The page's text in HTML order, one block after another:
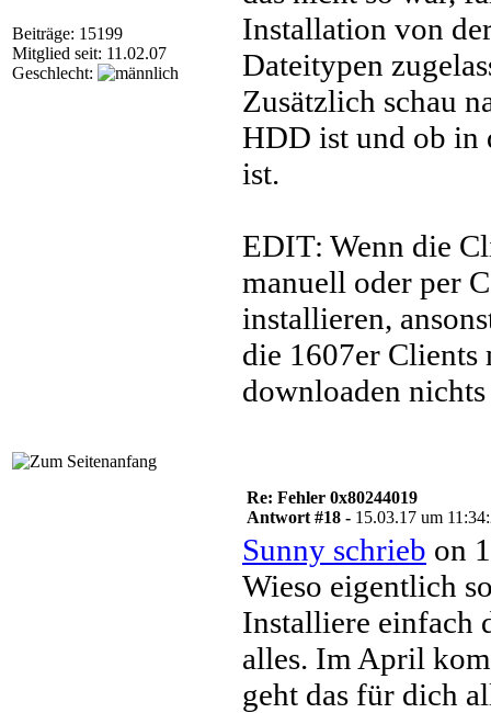
Beiträge: 15199
Mitglied seit: 11.02.07
Geschlecht:
Installation von
Dateitypen
Zusätzlich schau
HDD ist und ob in
ist.
EDIT: Wenn die
manuell oder per
installieren,
die 1607er Clients
downloaden
Re: Fehler 0x80244019
Antwort #18 - 15.03.17 um
Sunny schrieb on
Wieso eigentlich
Installiere einfach
alles. Im April
geht das für dich